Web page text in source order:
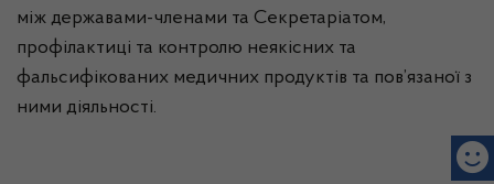
між державами-членами та Секретаріатом,
профілактиці та контролю неякісних та
фальсифікованих медичних продуктів та пов’язаної з
ними діяльності.